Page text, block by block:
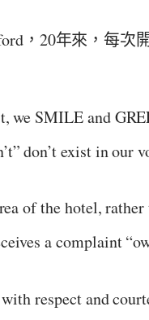
，20年來，每
we SMILE and
don’t exist in
of the hotel,
a complaint
respect and